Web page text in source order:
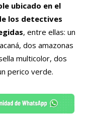
ubicado en el
los detectives
, entre ellas: un
dos amazonas
multicolor, dos
perico verde.